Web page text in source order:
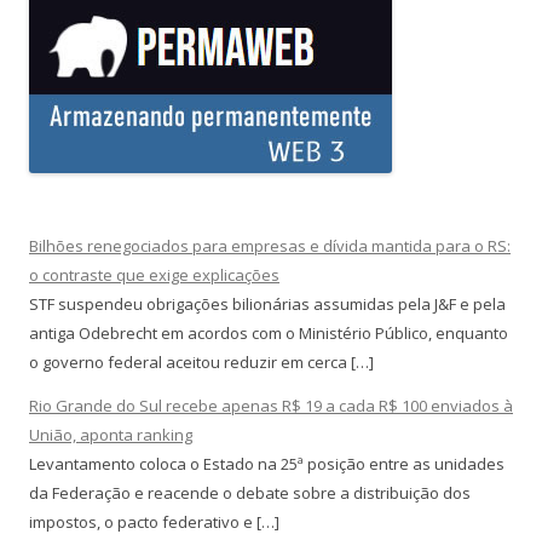
Bilhões renegociados para empresas e dívida mantida para o RS:
o contraste que exige explicações
STF suspendeu obrigações bilionárias assumidas pela J&F e pela
antiga Odebrecht em acordos com o Ministério Público, enquanto
o governo federal aceitou reduzir em cerca […]
Rio Grande do Sul recebe apenas R$ 19 a cada R$ 100 enviados à
União, aponta ranking
Levantamento coloca o Estado na 25ª posição entre as unidades
da Federação e reacende o debate sobre a distribuição dos
impostos, o pacto federativo e […]